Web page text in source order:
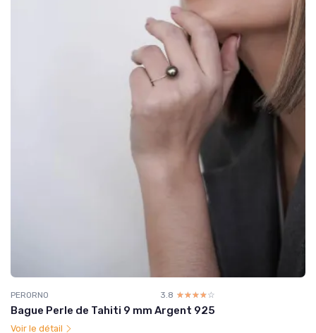
PERORNO 3.8 ☆☆☆☆☆
★★★★★
Bague Perle de Tahiti 9 mm Argent 925
Voir le détail